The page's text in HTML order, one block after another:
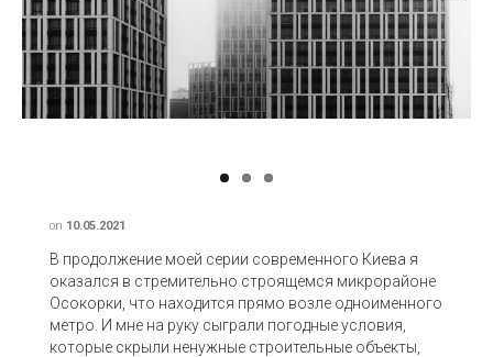
Previous Next
on 10.05.2021
В продолжение моей серии современного Киева я
оказался в стремительно строящемся микрорайоне
Осокорки, что находится прямо возле одноименного
метро. И мне на руку сыграли погодные условия,
которые скрыли ненужные строительные объекты,